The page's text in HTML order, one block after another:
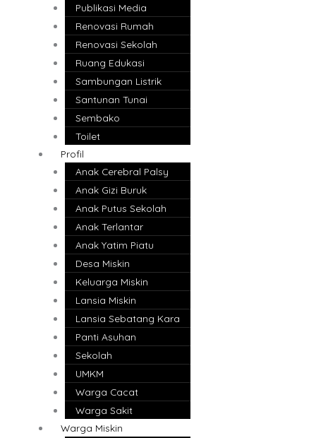
Publikasi Media
Renovasi Rumah
Renovasi Sekolah
Ruang Edukasi
Sambungan Listrik
Santunan Tunai
Sembako
Toilet
Profil
Anak Cerebral Palsy
Anak Gizi Buruk
Anak Putus Sekolah
Anak Terlantar
Anak Yatim Piatu
Desa Miskin
Keluarga Miskin
Lansia Miskin
Lansia Sebatang Kara
Panti Asuhan
Sekolah
UMKM
Warga Cacat
Warga Sakit
Warga Miskin